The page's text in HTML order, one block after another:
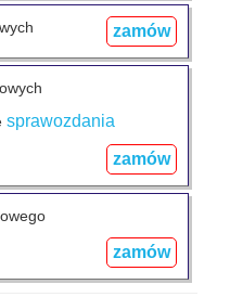
zamów
sprawozdania
zamów
zamów